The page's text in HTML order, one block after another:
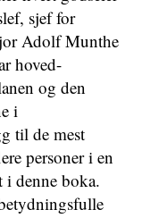
sjef for
Adolf Munthe
hoved-
og den
i
til de mest
personer i en
i denne boka.